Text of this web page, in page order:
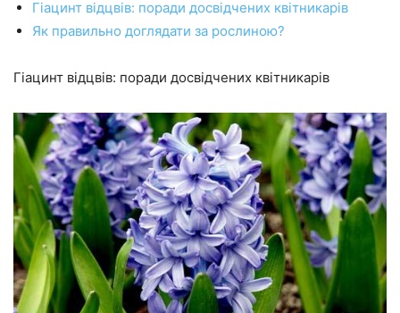
Гіацинт відцвів: поради досвідчених квітникарів
Як правильно доглядати за рослиною?
Гіацинт відцвів: поради досвідчених квітникарів